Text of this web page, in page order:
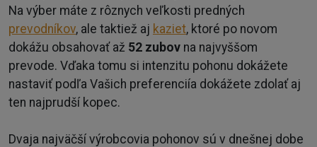
Na výber máte z rôznych veľkosti predných
prevodníkov, ale taktiež aj kaziet, ktoré po novom
dokážu obsahovať až 52 zubov na najvyššom
prevode. Vďaka tomu si intenzitu pohonu dokážete
nastaviť podľa Vašich preferenciía dokážete zdolať aj
ten najprudší kopec.
Dvaja najväčší výrobcovia pohonov sú v dnešnej dobe